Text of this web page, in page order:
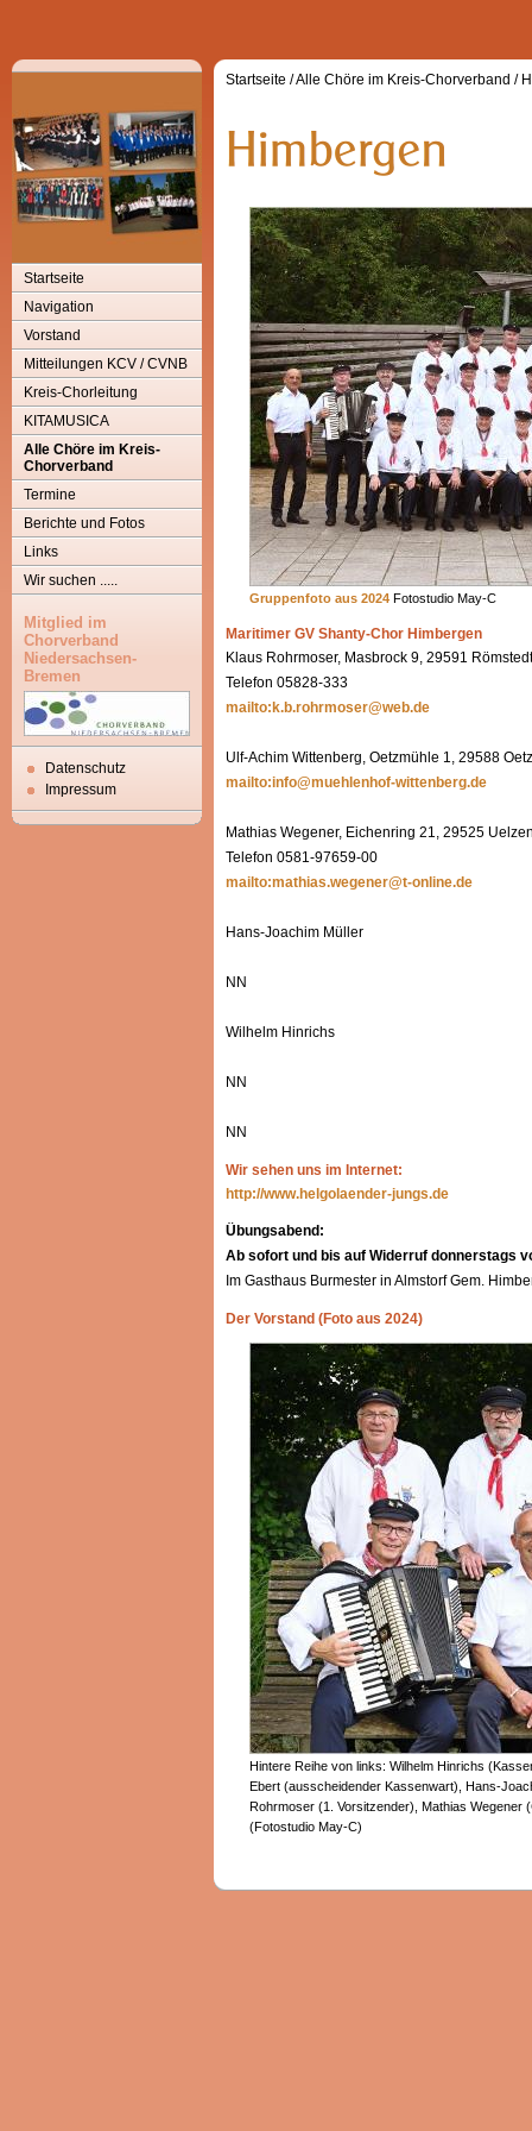
Startseite
Navigation
Vorstand
Mitteilungen KCV / CVNB
Kreis-Chorleitung
KITAMUSICA
Alle Chöre im Kreis-
Chorverband
Termine
Berichte und Fotos
Links
Wir suchen .....
Mitglied im
Chorverband
Niedersachsen-
Bremen
Datenschutz
Impressum
Startseite /Alle Chöre im Kreis-Chorverband /
Gruppenfoto aus 2024 Fotostudio May-C
Maritimer GV Shanty-Chor Himbergen
Klaus Rohrmoser, Masbrock 9, 29591 Römstedt
Telefon 05828-333
mailto:k.b.rohrmoser@web.de
Ulf-Achim Wittenberg, Oetzmühle 1, 29588
mailto:info@muehlenhof-wittenberg.de
Mathias Wegener, Eichenring 21, 29525
Telefon 0581-97659-00
mailto:mathias.wegener@t-online.de
Hans-Joachim Müller
NN
Wilhelm Hinrichs
NN
NN
Wir sehen uns im Internet:
http://www.helgolaender-jungs.de
Übungsabend:
Ab sofort und bis auf Widerruf donnerstags
Im Gasthaus Burmester in Almstorf Gem.
Der Vorstand (Foto aus 2024)
Hintere Reihe von links: Wilhelm Hinrichs
Ebert (ausscheidender Kassenwart), Hans-
Rohrmoser (1. Vorsitzender), Mathias Wegener
(Fotostudio May-C)